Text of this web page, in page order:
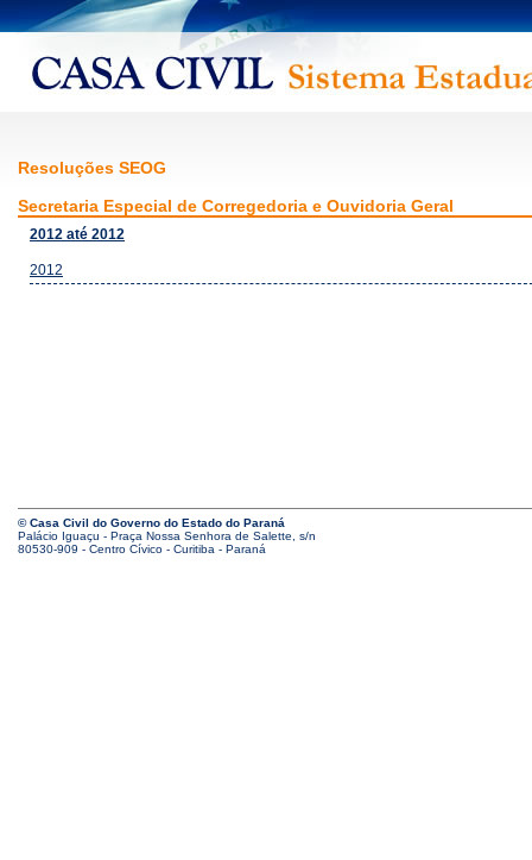
Resoluções SEOG
Secretaria Especial de Corregedoria e Ouvidoria Geral
2012 até 2012
2012
© Casa Civil do Governo do Estado do Paraná
Palácio Iguaçu - Praça Nossa Senhora de Salette, s/n
80530-909 - Centro Cívico - Curitiba - Paraná